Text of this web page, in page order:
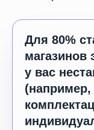
Для 80%
магазинов
у вас